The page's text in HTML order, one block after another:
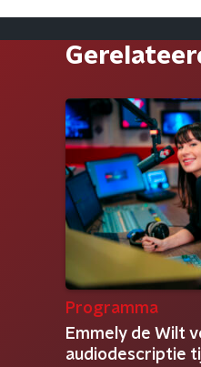
Programma
Emmely de Wilt
audiodescriptie